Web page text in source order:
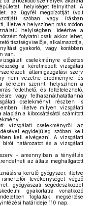
helyiséget felnyithat. A
az ügyfél megbízottját (volt
szóban vagy írásban
illetve a helyszínen más módon
helyiségben, ideértve a
folytatni csak akkor lehet,
tisztségviselője, alkalmazottja,
gyakorló, vagy korábban
van.
cselekményre előzetes
a kérelmezett vizsgálati
államigazgatási szerv
nem vezetne eredményre, és
kérelem szerinti helyszínen a
fellelhető, és feltételezhető,
vagy felhasználhatatlanná
cselekményt részben is
illetve milyen vizsgálati
a kibocsátásától számított
vizsgálati cselekményről az
egyidejűleg szóban kell
kell elvégezni. A vizsgálati
határozatot és a vizsgálati
– amennyiben a tényállás
az általa meghallgatott
kerülő gyógyszer, illetve
tevékenységet végző
gyógyászati segédeszközzel
gyakorlatra vonatkozó
foglaltak megsértése
határideje 110 nap.